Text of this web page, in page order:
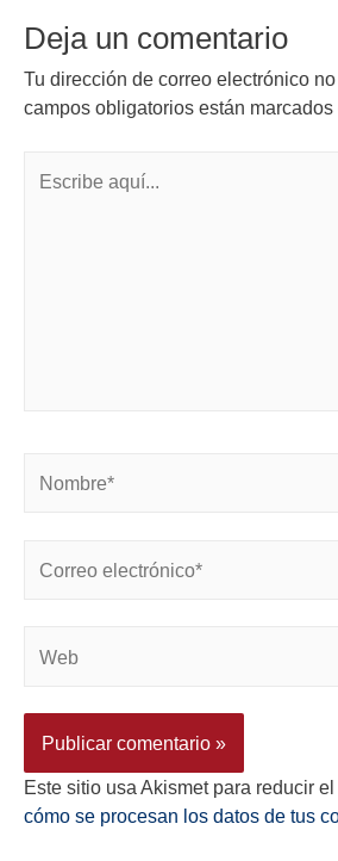
Deja un comentario
Tu dirección de correo electrónico
campos obligatorios están marcados
Este sitio usa Akismet para reducir el
cómo se procesan los datos de tus